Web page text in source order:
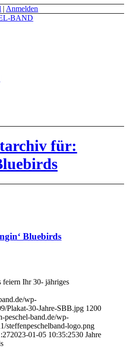
| Anmelden
für:
Bluebirds
Ihr 30- jähriges
wp-
Plakat-30-Jahre-SBB.jpg 1200
peschel-band.de/wp-
steffenpeschelband-logo.png
2023-01-05 10:35:2530 Jahre